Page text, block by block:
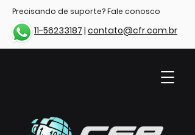
Precisando de suporte? Fale conosco
11-56233187 | contato@cfr.com.br